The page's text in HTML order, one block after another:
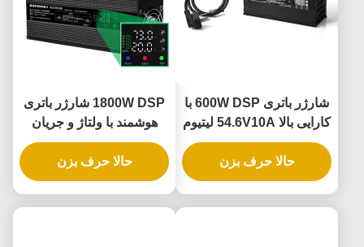
شارژر باتری 600W DSP با
کارایی بالا 54.6V10A لیتیوم
آهن ولتاژ تنظیم شده 36V
48V 60V شارژ باتری های
اسید سرب
حالا حرف بزن
1800W DSP شارژر باتری
هوشمند با ولتاژ و جریان
دوگانه تنظیم شده برای
سازگاری چند باتری
حالا حرف بزن